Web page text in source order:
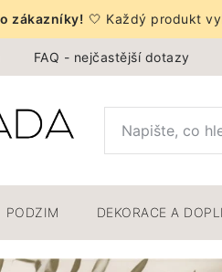
🤍 Každý produkt
FAQ - nejčastější dotazy
PODZIM DEKORACE A